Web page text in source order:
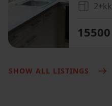
2+kk
15500
SHOW ALL LISTINGS